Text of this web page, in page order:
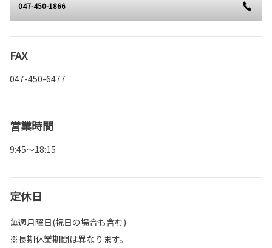
047-450-1866
FAX
047-450-6477
営業時間
9:45～18:15
定休日
毎週月曜日(祝日の場合も含む)
※長期休業期間は異なります。